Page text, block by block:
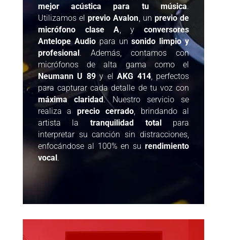
mejor acústica para tu música.
Utilizamos elprevio Avalon, un previo de
micrófono clase A, yconversores
Antelope Audiopara unsonido limpio y
profesional. Además, contamos con
micrófonos de alta gama como el
Neumann U 89y elAKG 414, perfectos
para capturar cada detalle de tu voz con
máxima claridad. Nuestro servicio se
realiza aprecio cerrado, brindando al
artista la tranquilidad totalpara
interpretar su canción sin distracciones,
enfocándose al 100% en surendimiento
vocal.